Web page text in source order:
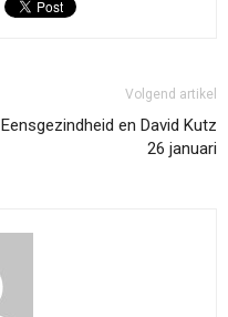
Volgend artikel
Eensgezindheid en David Kutz
26 januari